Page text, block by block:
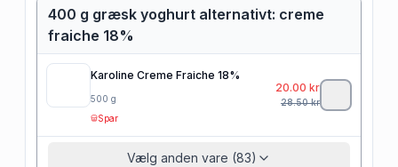
400 g græsk yoghurt alternativt: creme
fraiche 18%
Karoline Creme Fraiche 18%
500 g
Spar
20.00 kr
28.50kr
Vælg anden vare (83)